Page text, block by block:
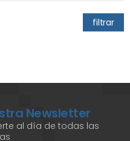
filtrar
Newsletter
al día de todas las